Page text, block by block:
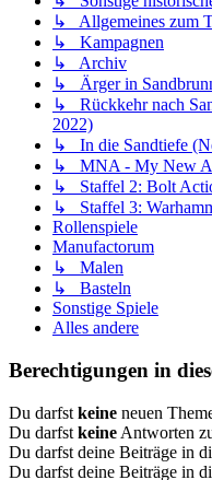
↳ Allgemeines zum
↳ Kampagnen
↳ Archiv
↳ Ärger in
↳ Rückkehr nach
2022)
↳ In die Sandtiefe
↳ MNA - My New
↳ Staffel 2: Bolt
↳ Staffel 3:
Rollenspiele
Manufactorum
↳ Malen
↳ Basteln
Sonstige Spiele
Alles andere
Berechtigungen in
Du darfst keine neuen
Du darfst keine Antworten
Du darfst deine Beiträge in
Du darfst deine Beiträge in